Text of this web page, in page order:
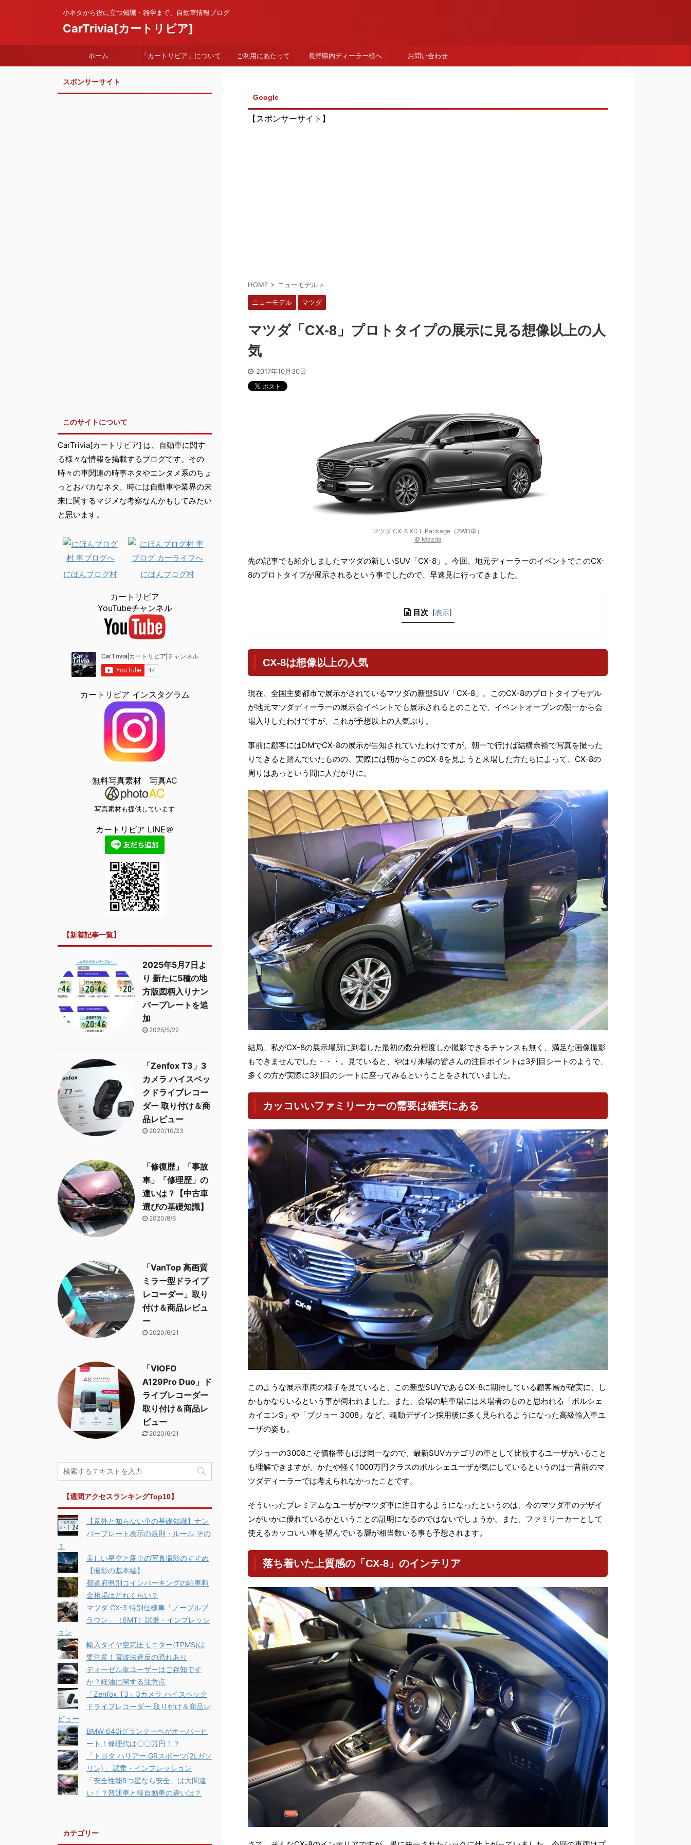
小ネタから役に立つ知識・雑学まで、自動車情報ブログ
CarTrivia[カートリビア]
ホーム 「カートリビア」について ご利用にあたって 長野県内ディーラー様へ お問い合わせ
Google
【スポンサーサイト】
HOME > ニューモデル >
ニューモデル マツダ
マツダ「CX-8」プロトタイプの展示に見る想像以上の人
気
2017年10月30日
マツダ CX-8 XD L Package（2WD車）
© Mazda
先の記事でも紹介しましたマツダの新しいSUV「CX-8」。今回、地元ディーラーのイベントでこのCX-
8のプロトタイプが展示されるという事でしたので、早速見に行ってきました。
目次 [表示]
CX-8は想像以上の人気
現在、全国主要都市で展示がされているマツダの新型SUV「CX-8」。このCX-8のプロトタイプモデル
が地元マツダディーラーの展示会イベントでも展示されるとのことで、イベントオープンの朝一から会
場入りしたわけですが、これが予想以上の人気ぶり。
事前に顧客にはDMでCX-8の展示が告知されていたわけですが、朝一で行けば結構余裕で写真を撮った
りできると踏んでいたものの、実際には朝からこのCX-8を見ようと来場した方たちによって、CX-8の
周りはあっという間に人だかりに。
結局、私がCX-8の展示場所に到着した最初の数分程度しか撮影できるチャンスも無く、満足な画像撮影
もできませんでした・・・。見ていると、やはり来場の皆さんの注目ポイントは3列目シートのようで、
多くの方が実際に3列目のシートに座ってみるということをされていました。
カッコいいファミリーカーの需要は確実にある
このような展示車両の様子を見ていると、この新型SUVであるCX-8に期待している顧客層が確実に、し
かもかなりいるという事が伺われました。また、会場の駐車場には来場者のものと思われる「ポルシェ
カイエンS」や「プジョー 3008」など、魂動デザイン採用後に多く見られるようになった高級輸入車ユ
ーザの姿も。
プジョーの3008こそ価格帯もほぼ同一なので、最新SUVカテゴリの車として比較するユーザがいること
も理解できますが、かたや軽く1000万円クラスのポルシェユーザが気にしているというのは一昔前のマ
ツダディーラーでは考えられなかったことです。
そういったプレミアムなユーザがマツダ車に注目するようになったというのは、今のマツダ車のデザイ
ンがいかに優れているかということの証明になるのではないでしょうか。また、ファミリーカーとして
使えるカッコいい車を望んでいる層が相当数いる事も予想されます。
落ち着いた上質感の「CX-8」のインテリア
スポンサーサイト
このサイトについて
CarTrivia[カートリビア] は、自動車に関す
る様々な情報を掲載するブログです。その
時々の車関連の時事ネタやエンタメ系のちょ
っとおバカなネタ、時には自動車や業界の未
来に関するマジメな考察なんかもしてみたい
と思います。
にほんブログ村 にほんブログ村
カートリビア
YouTubeチャンネル
カートリビア インスタグラム
無料写真素材 写真AC
写真素材も提供しています
カートリビア LINE＠
【新着記事一覧】
2025年5月7日よ
り 新たに5種の地
方版図柄入りナン
バープレートを追
加
2025/5/22
「Zenfox T3」3
カメラ ハイスペッ
クドライブレコー
ダー 取り付け＆商
品レビュー
2020/10/23
「修復歴」「事故
車」「修理歴」の
違いは？【中古車
選びの基礎知識】
2020/8/6
「VanTop 高画質
ミラー型ドライブ
レコーダー」取り
付け＆商品レビュ
ー
2020/6/21
「VIOFO
A129Pro Duo」ド
ライブレコーダー
取り付け＆商品レ
ビュー
2020/6/21
【週間アクセスランキングTop10】
【意外と知らない車の基礎知識】ナン
バープレート表示の規則・ルール その
１
美しい星空と愛車の写真撮影のすすめ
【撮影の基本編】
都道府県別コインパーキングの駐車料
金相場はどれくらい？
マツダ CX-3 特別仕様車「ノーブルブ
ラウン」（6MT）試乗・インプレッシ
ョン
輸入タイヤ空気圧モニター(TPMS)は
要注意！電波法違反の恐れあり
ディーゼル車ユーザーはご存知です
か？軽油に関する注意点
「Zenfox T3」3カメラ ハイスペック
ドライブレコーダー 取り付け＆商品レ
ビュー
BMW 640iグランクーペがオーバーヒ
ート！修理代は〇〇万円！？
「トヨタ ハリアー GRスポーツ(2Lガソ
リン)」 試乗・インプレッション
「安全性能5つ星なら安全」は大間違
い！？普通車と軽自動車の違いは？
カテゴリー